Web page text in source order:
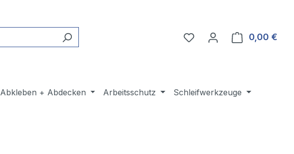
Du hast 0 Produkte auf
0,00 €
Abkleben + Abdecken Arbeitsschutz
Schleifwerkzeuge